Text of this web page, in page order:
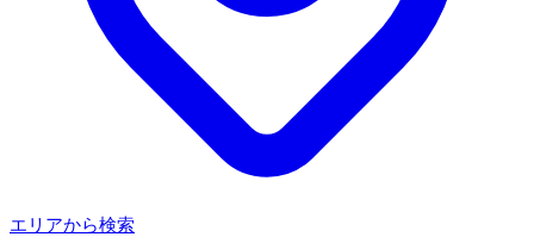
エリアから検索